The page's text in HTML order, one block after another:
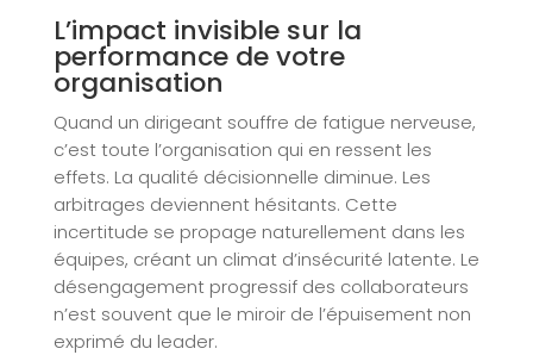
L’impact invisible sur la
performance de votre
organisation
Quand un dirigeant souffre de fatigue nerveuse,
c’est toute l’organisation qui en ressent les
effets. La qualité décisionnelle diminue. Les
arbitrages deviennent hésitants. Cette
incertitude se propage naturellement dans les
équipes, créant un climat d’insécurité latente. Le
désengagement progressif des collaborateurs
n’est souvent que le miroir de l’épuisement non
exprimé du leader.